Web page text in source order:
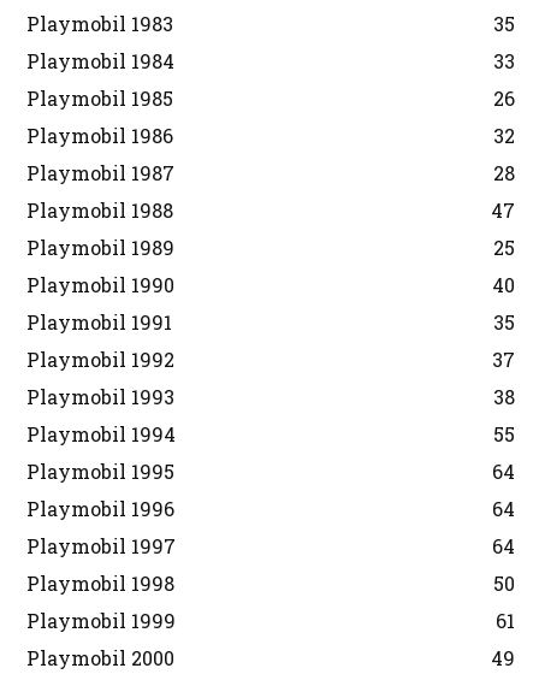
Playmobil 1983
35
Playmobil 1984
33
Playmobil 1985
26
Playmobil 1986
32
Playmobil 1987
28
Playmobil 1988
47
Playmobil 1989
25
Playmobil 1990
40
Playmobil 1991
35
Playmobil 1992
37
Playmobil 1993
38
Playmobil 1994
55
Playmobil 1995
64
Playmobil 1996
64
Playmobil 1997
64
Playmobil 1998
50
Playmobil 1999
61
Playmobil 2000
49